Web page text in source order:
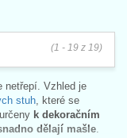
(1 - 19 z 19)
netřepí. Vzhled je
stuh , které se
k dekoračním
dělají mašle